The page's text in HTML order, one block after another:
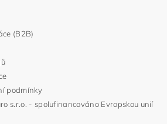
(B2B)
podmínky
s.r.o. - spolufinancováno Evropskou unií